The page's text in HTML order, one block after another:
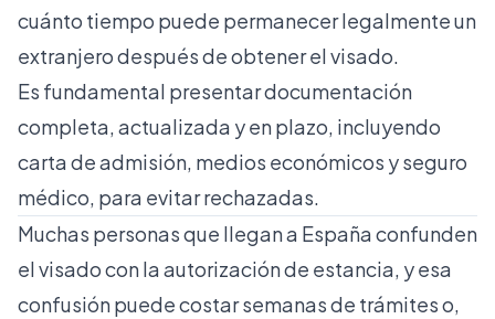
cuánto tiempo puede permanecer legalmente un
extranjero después de obtener el visado.
Es fundamental presentar documentación
completa, actualizada y en plazo, incluyendo
carta de admisión, medios económicos y seguro
médico, para evitar rechazadas.
Muchas personas que llegan a España confunden
el visado con la autorización de estancia, y esa
confusión puede costar semanas de trámites o,